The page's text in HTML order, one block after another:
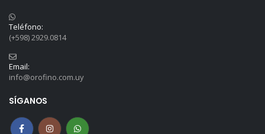
Teléfono:
(+598) 2929.0814
Email:
info@orofino.com.uy
SÍGANOS